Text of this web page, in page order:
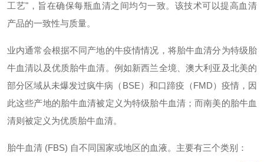
工艺"，旨在确保每瓶血清之间均匀一致。该技术可以提高血清
产品的一致性与质量。
业内通常会根据不同产地的牛疫情情况，将胎牛血清分为特级胎
牛血清以及优质胎牛血清。例如新西兰全境、澳大利亚及北美的
部分区域从未爆发过疯牛病（BSE）和口蹄疫（FMD）疫情，因
此这些产地的胎牛血清被定义为特级胎牛血清；而南美的胎牛血
清则被定义为优质胎牛血清。
胎牛血清 (FBS) 自不同国家或地区的血液。主要有三个类别：